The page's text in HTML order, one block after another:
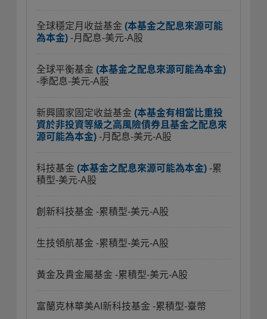
全球穩定月收益基金 (本基金之配息來源可能
為本金) -月配息-美元-A股
全球平衡基金 (本基金之配息來源可能為本金)
-季配息-美元-A股
新興國家固定收益基金 (本基金有相當比重投
資於非投資等級之高風險債券且基金之配息來
源可能為本金) -月配息-美元-A股
科技基金 (本基金之配息來源可能為本金) -累
積型-美元-A股
創新科技基金 -累積型-美元-A股
生技領航基金 -累積型-美元-A股
黃金及貴金屬基金 -累積型-美元-A股
富蘭克林華美AI新科技基金 -累積型-臺幣